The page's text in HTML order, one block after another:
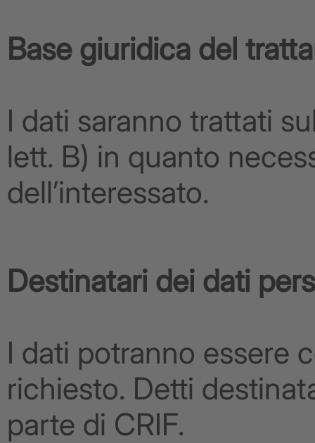
Base giuridica del
I dati saranno trattati
lett. B) in quanto
dell’interessato.
Destinatari dei dati
I dati potranno essere
richiesto. Detti
parte di CRIF.